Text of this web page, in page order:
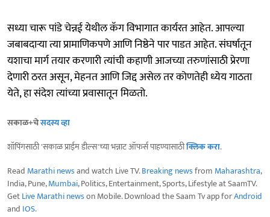
सध्या चारू पांडे चेन्नई येथील कॅग विभागात कार्यरत आहेत. आपल्या
जबाबदाऱ्या त्या प्रामाणिकपणे आणि निष्ठेने पार पाडत आहेत. संघर्षातून
यशाचा मार्ग तयार करणारी त्यांची कहाणी आजच्या तरुणांसाठी प्रेरणा
देणारी ठरत असून, मेहनत आणि जिद्द असेल तर कोणतेही ध्येय गाठता
येते, हा संदेश त्यांच्या प्रवासातून मिळतो.
सकाळ+चेसदस्य व्हा
शॉपिंगसाठी 'सकाळ प्राईम डील्स'च्या भन्नाट ऑफर्स पाहण्यासाठीक्लिक करा.
Read Marathi newsand watch Live TV.Breaking newsfrom Maharashtra,
India, Pune,Mumbai, Politics, Entertainment, Sports, Lifestyle at SaamTV.
GetLive Marathi newson Mobile. Download the Saam Tv app forAndroid
and IOS.